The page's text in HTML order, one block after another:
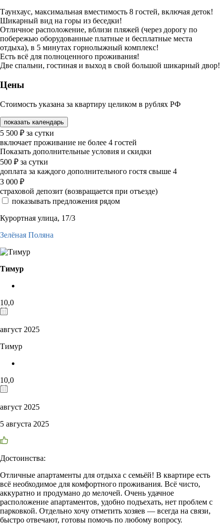
Таунхаус, максимальная вместимость 8 гостей, включая деток!
Шикарный вид на горы из беседки!
Отличное расположение, вблизи пляжей (через дорогу по
побережью оборудованные платные и бесплатные места
отдыха), в 5 минутах горнолыжный комплекс!
Есть всё для полноценного проживания!
Две спальни, гостиная и выход в свой большой шикарный двор!
Цены
Стоимость указана за квартиру целиком в рублях РФ
показать календарь
5 500 ₽ за сутки
включает проживание не более 4 гостей
Показать дополнительные условия и скидки
500 ₽ за сутки
доплата за каждого дополнительного гостя свыше 4
3 000 ₽
страховой депозит (возвращается при отъезде)
показывать предложения рядом
Курортная улица, 17/3
Зелёная Поляна
Тимур
10,0
август 2025
Тимур
10,0
август 2025
5 августа 2025
Достоинства:
Отличные апартаменты для отдыха с семьёй! В квартире есть
всё необходимое для комфортного проживания. Всё чисто,
аккуратно и продумано до мелочей. Очень удачное
расположение апартаментов, удобно подъехать, нет проблем с
парковкой. Отдельно хочу отметить хозяев — всегда на связи,
быстро отвечают, готовы помочь по любому вопросу.